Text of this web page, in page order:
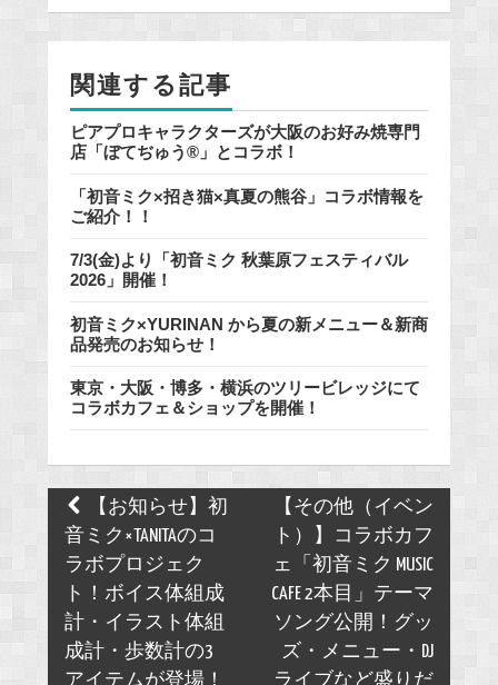
o
o
関連する記事
ピアプロキャラクターズが大阪のお好み焼専門
店「ぼてぢゅう®」とコラボ！
「初音ミク×招き猫×真夏の熊谷」コラボ情報を
ご紹介！！
7/3(金)より「初音ミク 秋葉原フェスティバル
2026」開催！
初音ミク×YURINAN から夏の新メニュー＆新商
品発売のお知らせ！
東京・大阪・博多・横浜のツリービレッジにて
コラボカフェ＆ショップを開催！
Post
navigation
【お知らせ】初
音ミク×TANITAのコ
ラボプロジェク
ト！ボイス体組成
計・イラスト体組
成計・歩数計の3
アイテムが登場！
【その他（イベン
ト）】コラボカフ
ェ「初音ミク MUSIC
CAFE 2本目」テーマ
ソング公開！グッ
ズ・メニュー・DJ
ライブなど盛りだ